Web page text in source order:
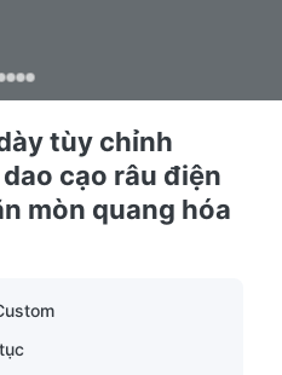
tùy chỉnh
cạo râu điện
mòn quang hóa